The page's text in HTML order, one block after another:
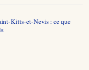
Kitts-et-Nevis : ce que